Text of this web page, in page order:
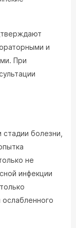
и
При
болезни,
не
инфекции